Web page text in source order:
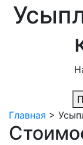
Главная >